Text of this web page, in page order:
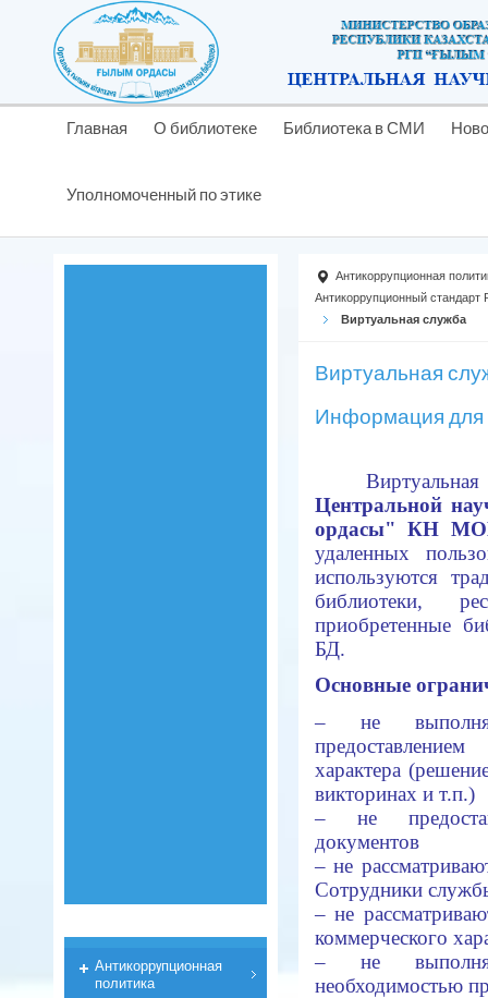
Главная О библиотеке Библиотека в СМИ
Уполномоченный по этике
Антикоррyпционная
Антикоррупционный
Виртуальная служба
Виртуальная
Информация для
Центральной
ордасы" КН
удаленных
используются
библиотеки,
приобретенные
БД.
Основные
– не
характера
викторинах и т.п.)
– не
документов
– не
Сотрудники
– не
коммерческого
– не
необходимостью
Антикоррyпционная
политика